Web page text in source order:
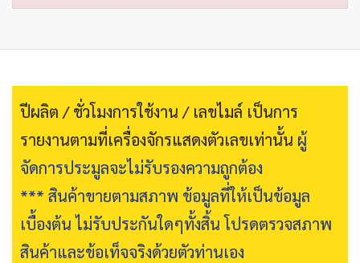
ปีผลิต / ชั่วโมงการใช้งาน / เลขไมล์ เป็นการ
รายงานตามที่เครื่องจักรแสดงตัวเลขเท่านั้น ผู้
จัดการประมูลจะไม่รับรองความถูกต้อง
*** สินค้าขายตามสภาพ ข้อมูลที่ให้เป็นข้อมูล
เบื้องต้น ไม่รับประกันใดๆทั้งสิ้น โปรดตรวจสภาพ
สินค้าและข้อเท็จจริงด้วยตัวท่านเอง